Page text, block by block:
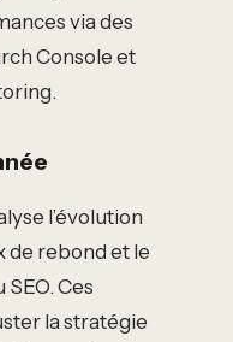
via des
Console et
l’évolution
de rebond et le
Ces
la stratégie